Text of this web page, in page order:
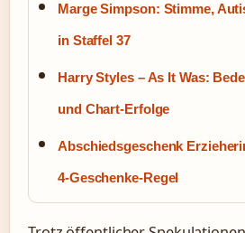
Marge Simpson: Stimme,
in Staffel 37
Harry Styles – As It Was:
und Chart-Erfolge
Abschiedsgeschenk
4-Geschenke-Regel